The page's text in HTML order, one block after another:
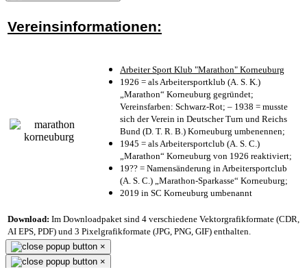
Vereinsinformationen:
Arbeiter Sport Klub "Marathon" Korneuburg
1926 = als Arbeitersportklub (A. S. K.)
„Marathon“ Korneuburg gegründet;
Vereinsfarben: Schwarz-Rot; – 1938 = musste
sich der Verein in Deutscher Turn und Reichs
Bund (D. T. R. B.) Korneuburg umbenennen;
1945 = als Arbeitersportclub (A. S. C.)
„Marathon“ Korneuburg von 1926 reaktiviert;
19?? = Namensänderung in Arbeitersportclub
(A. S. C.) „Marathon-Sparkasse“ Korneuburg;
2019 in SC Korneuburg umbenannt
Download: Im Downloadpaket sind 4 verschiedene Vektorgrafikformate (CDR,
AI EPS, PDF) und 3 Pixelgrafikformate (JPG, PNG, GIF) enthalten.
×
×